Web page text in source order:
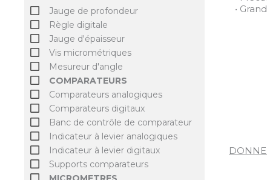
Jauge de profondeur
Règle digitale
Jauge d'épaisseur
Vis micrométriques
Mesureur d'angle
COMPARATEURS
Comparateurs analogiques
Comparateurs digitaux
Banc de contrôle de comparateur
Indicateur à levier analogiques
Indicateur à levier digitaux
Supports comparateurs
•